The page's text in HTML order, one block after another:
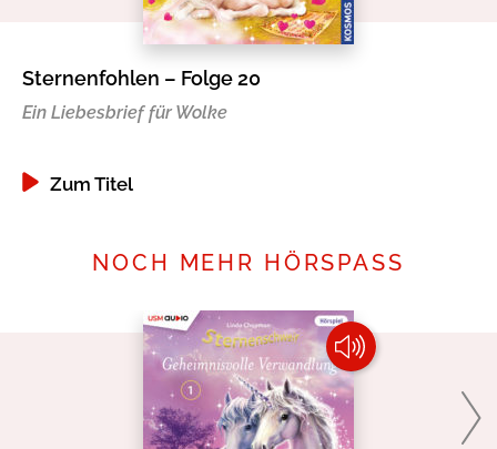
Sternenfohlen – Folge 20
Ein Liebesbrief für Wolke
Zum Titel
NOCH MEHR HÖRSPASS